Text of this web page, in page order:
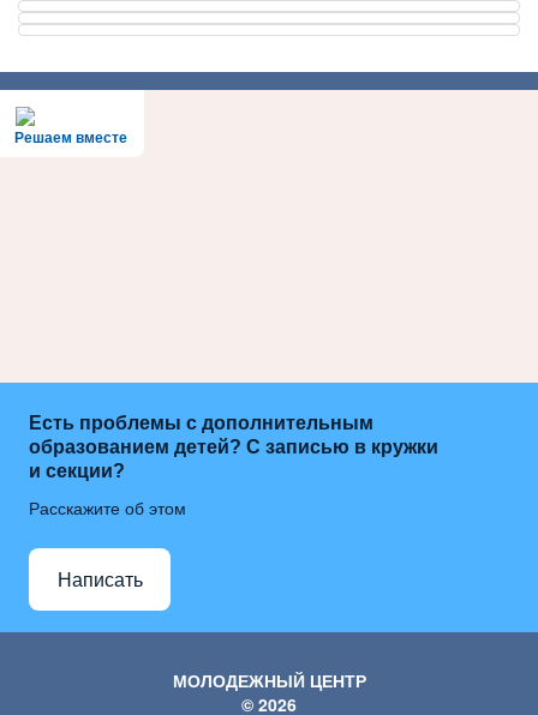
Решаем вместе
Есть проблемы с дополнительным
образованием детей? С записью в кружки
и секции?
Расскажите об этом
Написать
МОЛОДЕЖНЫЙ ЦЕНТР
© 2026